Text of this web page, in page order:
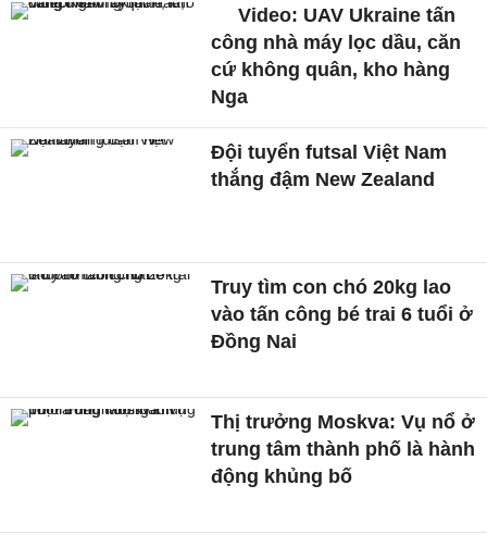
Video: UAV Ukraine tấn
công nhà máy lọc dầu, căn
cứ không quân, kho hàng
Nga
Đội tuyển futsal Việt Nam
thắng đậm New Zealand
Truy tìm con chó 20kg lao
vào tấn công bé trai 6 tuổi ở
Đồng Nai
Thị trưởng Moskva: Vụ nổ ở
trung tâm thành phố là hành
động khủng bố